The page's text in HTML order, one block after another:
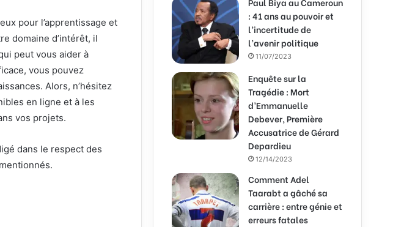
pour l’apprentissage et
domaine d’intérêt, il
peut vous aider à
vous pouvez
Alors, n’hésitez
en ligne et à les
vos projets.
dans le respect des
: 41 ans au pouvoir et
l’incertitude de
l’avenir politique
11/07/2023
Enquête sur la
Tragédie : Mort
d’Emmanuelle
Debever, Première
Accusatrice de Gérard
Depardieu
12/14/2023
Comment Adel
Taarabt a gâché sa
carrière : entre génie et
erreurs fatales